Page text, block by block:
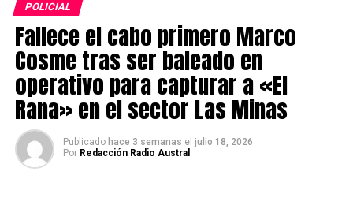
Como resultado de los allanamientos, Carabineros
detuvo a cinco personas. Dos de ellas mantenían
órdenes de detención vigentes por los delitos de
homicidio frustrado y tráfico de drogas en pequeñas
cantidades.
Durante el operativo se incautaron 353 envoltorios de
papel cuadriculado, 30 dosis de clorhidrato de cocaína,
20 bolsas con marihuana elaborada, tres balanzas
POLICIAL
Fallece el cabo primero Marco
Cosme tras ser baleado en
operativo para capturar a «El
Rana» en el sector Las Minas
Publicado hace 3 semanas el julio 18, 2026
Por Redacción Radio Austral